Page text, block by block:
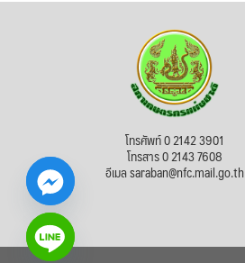
โทรศัพท์ 0 2142 3901
โทรสาร 0 2143 7608
อีเมล saraban@nfc.mail.go.th